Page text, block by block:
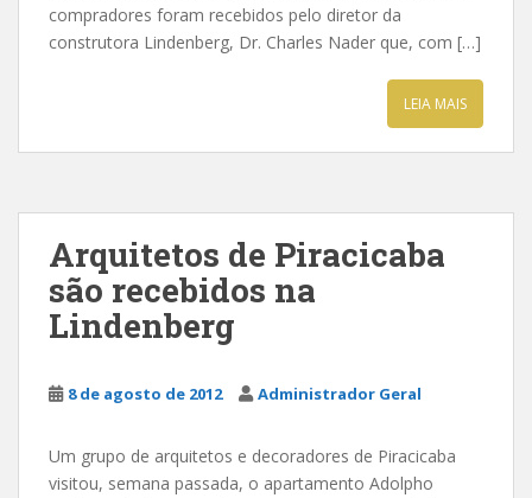
compradores foram recebidos pelo diretor da
construtora Lindenberg, Dr. Charles Nader que, com […]
LEIA MAIS
Arquitetos de Piracicaba
são recebidos na
Lindenberg
8 de agosto de 2012 Administrador Geral
Um grupo de arquitetos e decoradores de Piracicaba
visitou, semana passada, o apartamento Adolpho